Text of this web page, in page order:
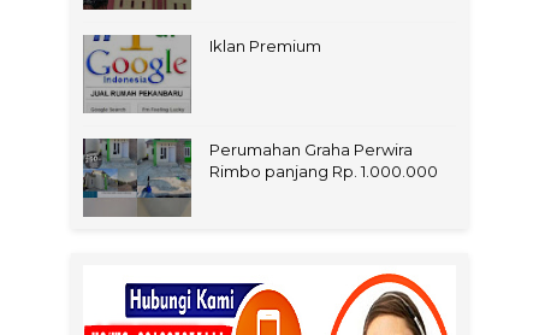
Iklan Premium
Perumahan Graha Perwira
Rimbo panjang Rp. 1.000.000